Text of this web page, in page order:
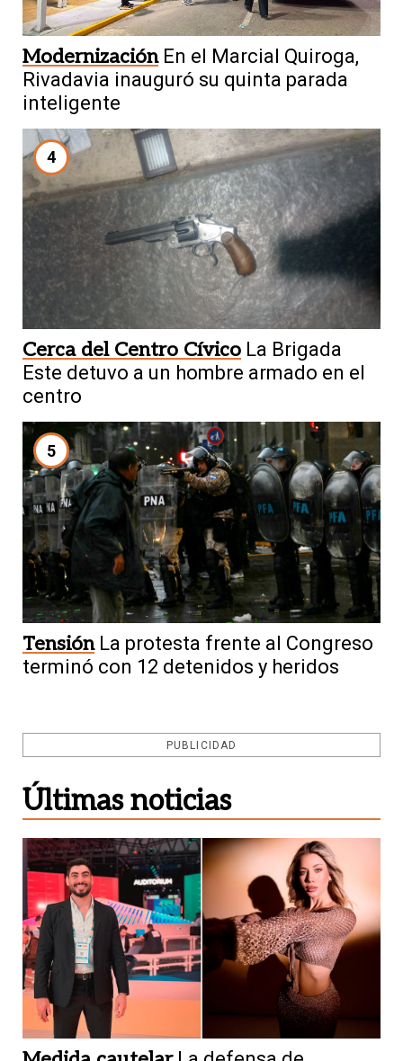
Modernización En el Marcial Quiroga,
Rivadavia inauguró su quinta parada
inteligente
4
Cerca del Centro Cívico La Brigada
Este detuvo a un hombre armado en el
centro
5
Tensión La protesta frente al Congreso
terminó con 12 detenidos y heridos
PUBLICIDAD
Últimas noticias